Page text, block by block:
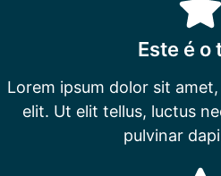
Este é o
Lorem ipsum dolor sit
elit. Ut elit tellus, luctus
pulvinar